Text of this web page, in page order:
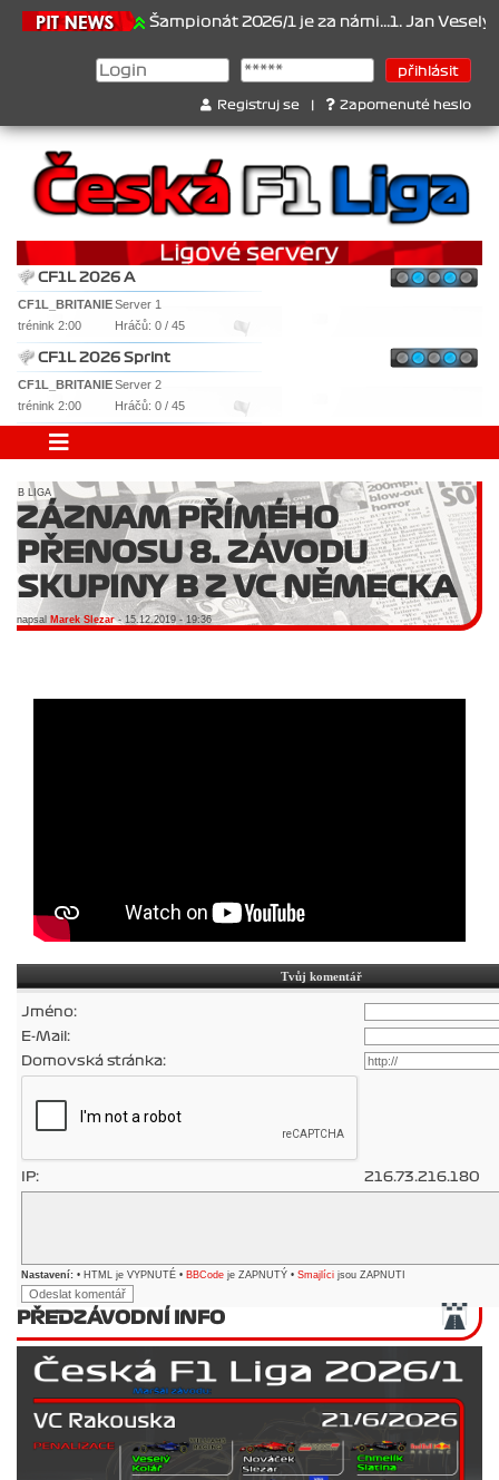
Šampionát 2026/1 je za námi...1. Jan Veselý , 2. Jan
Registruj se Zapomenuté heslo
CF1L 2026 A
CF1L_BRITANIEServer 1
trénink 2:00
Hráčů: 0 / 45
CF1L 2026 Sprint
CF1L_BRITANIEServer 2
trénink 2:00
Hráčů: 0 / 45
B LIGA
ZÁZNAM PŘÍMÉHO
PŘENOSU 8. ZÁVODU
SKUPINY B Z VC NĚMECKA
napsal Marek Slezar- 15.12.2019 - 19:36
Tvůj komentář
Jméno:
E-Mail:
Domovská stránka:
IP: 216.73.216.180
Nastavení: • HTML je VYPNUTÉ • BBCode je ZAPNUTÝ • Smajlíci jsou ZAPNUTI
PŘEDZÁVODNÍ INFO